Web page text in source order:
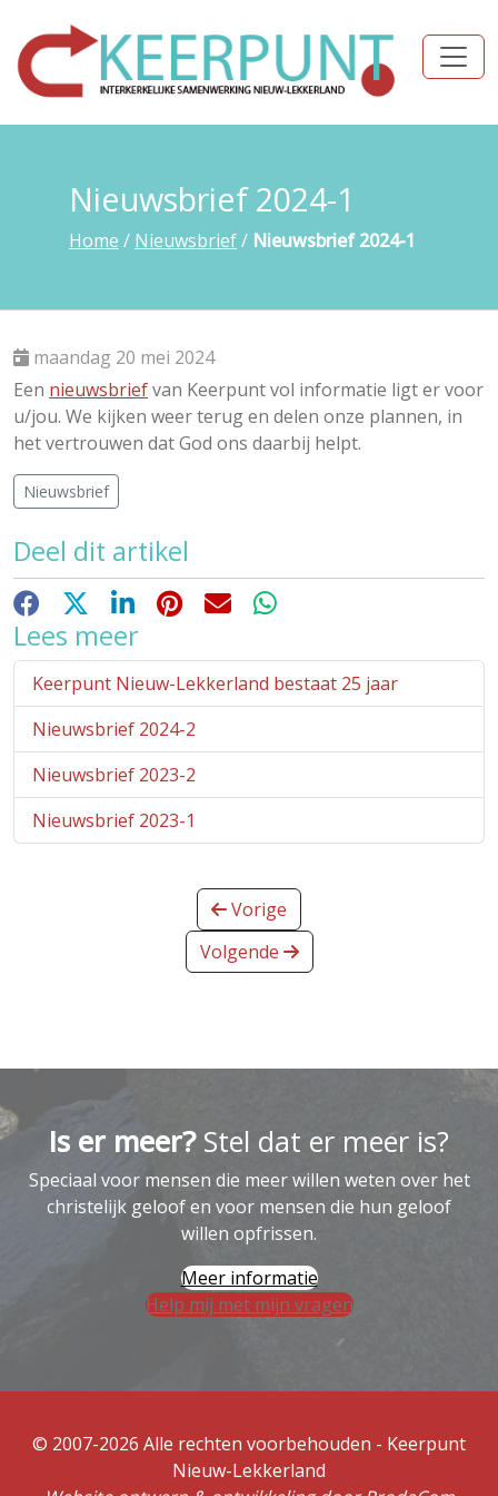
Nieuwsbrief 2024-1
Home / Nieuwsbrief/ Nieuwsbrief 2024-1
maandag 20 mei 2024
Een nieuwsbriefvan Keerpunt vol informatie ligt er voor
u/jou. We kijken weer terug en delen onze plannen, in
het vertrouwen dat God ons daarbij helpt.
Nieuwsbrief
Deel dit artikel
Facebook LinkedInPinterestE-mailWhatsApp
Lees meer
Keerpunt Nieuw-Lekkerland bestaat 25 jaar
Nieuwsbrief 2024-2
Nieuwsbrief 2023-2
Nieuwsbrief 2023-1
Vorige
Volgende
Is er meer?Stel dat er meer is?
Speciaal voor mensen die meer willen weten over het
christelijk geloof en voor mensen die hun geloof
willen opfrissen.
Meer informatie
Help mij met mijn vragen
© 2007-2026 Alle rechten voorbehouden - Keerpunt
Nieuw-Lekkerland